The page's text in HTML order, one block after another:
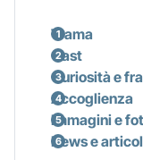
Trama
Cast
Curiosità e
Accoglienza
Immagini e
News e